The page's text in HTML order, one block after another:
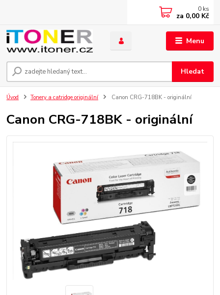
Menu
Hledat
0 ks
za 0,00 Kč
Úvod Tonery a catridge originální Canon CRG-718BK - originální
Canon CRG-718BK - originální